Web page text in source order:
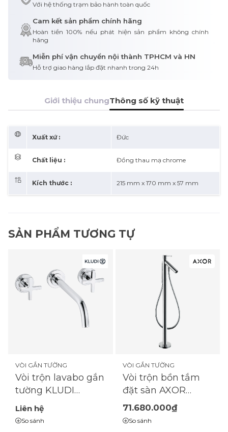
Với hệ thống trạm bảo hành toàn quốc
Cam kết sản phẩm chính hãng
Hoàn tiền 100% nếu phát hiện sản phẩm không chính
hãng
Miễn phí vận chuyển nội thành TPHCM và HN
Hỗ trợ giao hàng lắp đặt nhanh trong 24h
Giới thiệu chungThông số kỹ thuật
Xuất xứ : Đức
Chất liệu : Đồng thau mạ chrome
Kích thước : 215 mm x 170 mm x 57 mm
SẢN PHẨM TƯƠNG TỰ
VÒI GẮN TƯỜNG
Vòi trộn lavabo gắn
tường KLUDI
201460520
Liên hệ
So sánh
VÒI GẮN TƯỜNG
Vòi trộn bồn tắm
đặt sàn AXOR
Starck một cần gạt
71.680.000₫
So sánh